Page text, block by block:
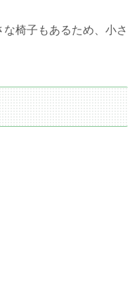
椅子もあるため、小さ